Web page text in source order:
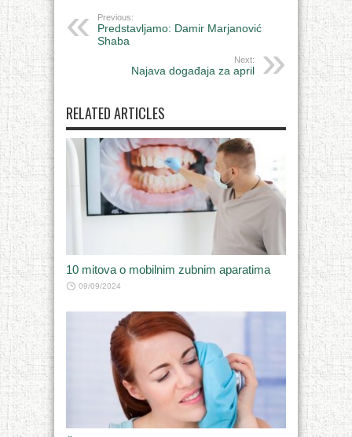
Previous:
Predstavljamo: Damir Marjanović
Shaba
Next:
Najava događaja za april
RELATED ARTICLES
10 mitova o mobilnim zubnim aparatima
09/09/2024